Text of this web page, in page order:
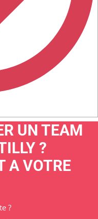
UN TEAM
?
A VOTRE
?